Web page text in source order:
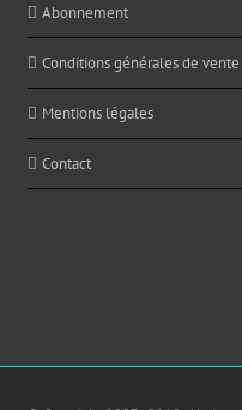
Abonnement
Conditions générales de vente
Mentions légales
Contact